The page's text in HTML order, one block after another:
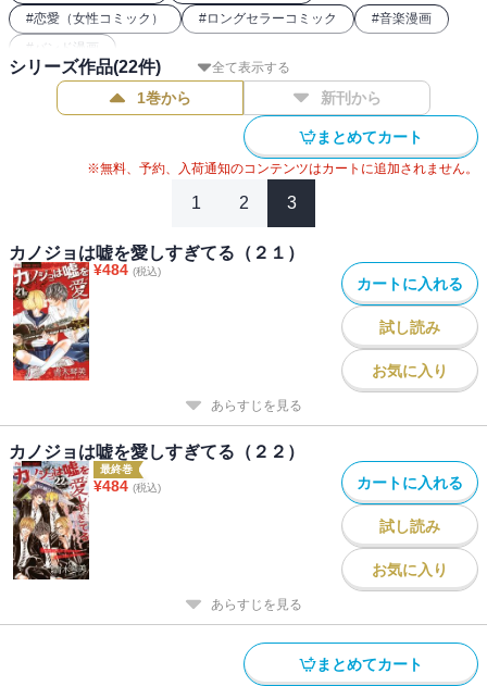
#恋愛（女性コミック） #ロングセラーコミック #音楽漫画
# バンド漫画
全て表示する
シリーズ作品(22件)
1巻から 新刊から
まとめてカート
※無料、予約、入荷通知のコンテンツはカートに追加されません。
1 2 3
カノジョは嘘を愛しすぎてる（２１）
¥484 (税込)
カートに入れる
試し読み
お気に入り
あらすじを見る
カノジョは嘘を愛しすぎてる（２２）
最終巻
¥484 (税込) カートに入れる
試し読み
お気に入り
あらすじを見る
まとめてカート